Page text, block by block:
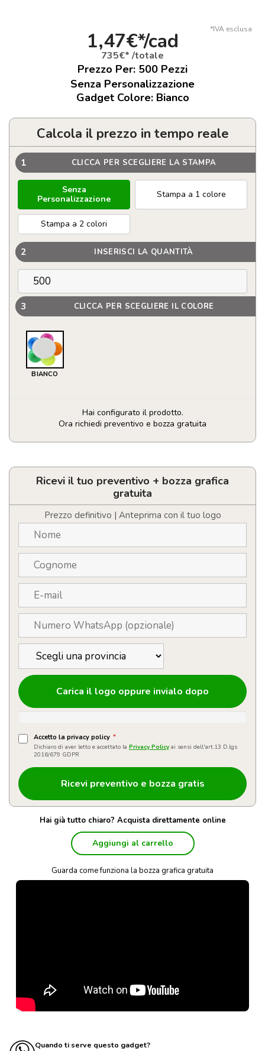
*IVA esclusa
1,47€*/cad
735€* /totale
Prezzo Per: 500 Pezzi
Senza Personalizzazione
Gadget Colore: Bianco
Calcola il prezzo in tempo reale
1 CLICCA PER SCEGLIERE LA STAMPA
Senza
Personalizzazione
Stampa a 1 colore
Stampa a 2 colori
2 INSERISCI LA QUANTITÀ
3 CLICCA PER SCEGLIERE IL COLORE
BIANCO
Hai configurato il prodotto.
Ora richiedi preventivo e bozza gratuita
Evidenziatore
quantità
Ricevi il tuo preventivo + bozza grafica
gratuita
Prezzo definitivo | Anteprima con il tuo logo
Carica il logo oppure invialo dopo
Accetto la privacy policy *
Dichiaro di aver letto e accettato la Privacy Policy ai sensi dell'art.13 D.lgs
2016/679 GDPR
Hai già tutto chiaro? Acquista direttamente online
Aggiungi al carrello
Guarda come funziona la bozza grafica gratuita
Quando ti serve questo gadget?